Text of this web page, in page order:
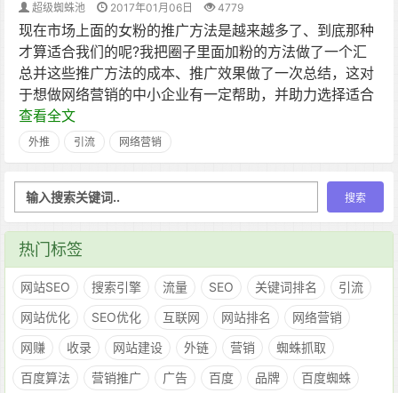
超级蜘蛛池 2017年01月06日 4779
现在市场上面的女粉的推广方法是越来越多了、到底那种
才算适合我们的呢?我把圈子里面加粉的方法做了一个汇
总并这些推广方法的成本、推广效果做了一次总结，这对
于想做网络营销的中小企业有一定帮助，并助力选择适合
查看全文
外推 引流 网络营销
热门标签
网站SEO 搜索引擎 流量 SEO 关键词排名
引流
网站优化
SEO优化 互联网 网站排名
网络营销
网赚
收录 网站建设 外链 营销
蜘蛛抓取
百度算法
营销推广 广告 百度 品牌
百度蜘蛛